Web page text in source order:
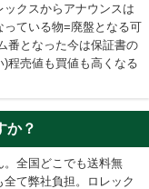
クスからアナウンスは
ている物=廃盤となる可
番となった今は保証書の
程売値も買値も高くなる
か？
。全国どこでも送料無
て弊社負担。ロレック